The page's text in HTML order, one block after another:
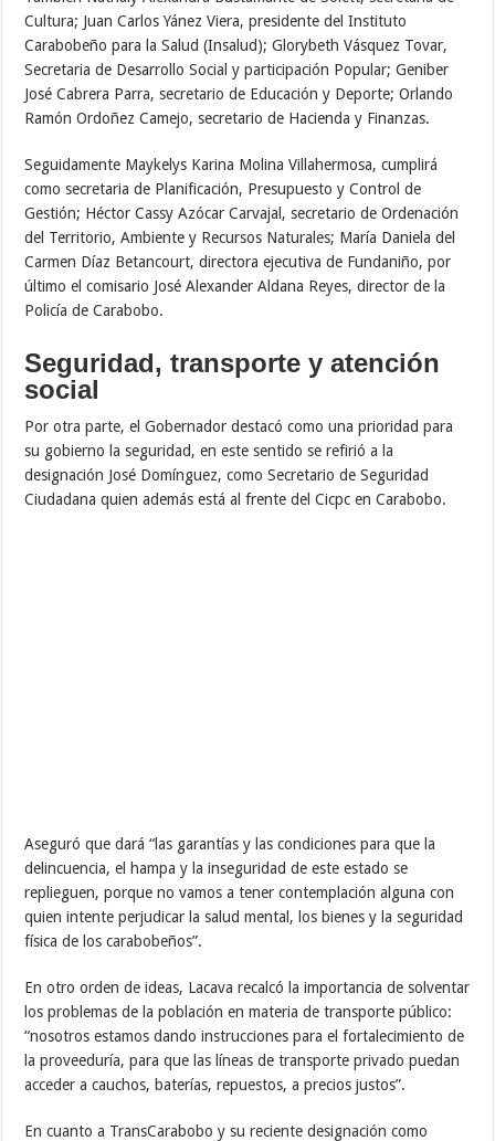
Cultura; Juan Carlos Yánez Viera, presidente del Instituto
Carabobeño para la Salud (Insalud); Glorybeth Vásquez Tovar,
Secretaria de Desarrollo Social y participación Popular; Geniber
José Cabrera Parra, secretario de Educación y Deporte; Orlando
Ramón Ordoñez Camejo, secretario de Hacienda y Finanzas.
Seguidamente Maykelys Karina Molina Villahermosa, cumplirá
como secretaria de Planificación, Presupuesto y Control de
Gestión; Héctor Cassy Azócar Carvajal, secretario de Ordenación
del Territorio, Ambiente y Recursos Naturales; María Daniela del
Carmen Díaz Betancourt, directora ejecutiva de Fundaniño, por
último el comisario José Alexander Aldana Reyes, director de la
Policía de Carabobo.
Seguridad, transporte y atención
social
Por otra parte, el Gobernador destacó como una prioridad para
su gobierno la seguridad, en este sentido se refirió a la
designación José Domínguez, como Secretario de Seguridad
Ciudadana quien además está al frente del Cicpc en Carabobo.
Aseguró que dará “las garantías y las condiciones para que la
delincuencia, el hampa y la inseguridad de este estado se
replieguen, porque no vamos a tener contemplación alguna con
quien intente perjudicar la salud mental, los bienes y la seguridad
física de los carabobeños”.
En otro orden de ideas, Lacava recalcó la importancia de solventar
los problemas de la población en materia de transporte público:
“nosotros estamos dando instrucciones para el fortalecimiento de
la proveeduría, para que las líneas de transporte privado puedan
acceder a cauchos, baterías, repuestos, a precios justos”.
En cuanto a TransCarabobo y su reciente designación como